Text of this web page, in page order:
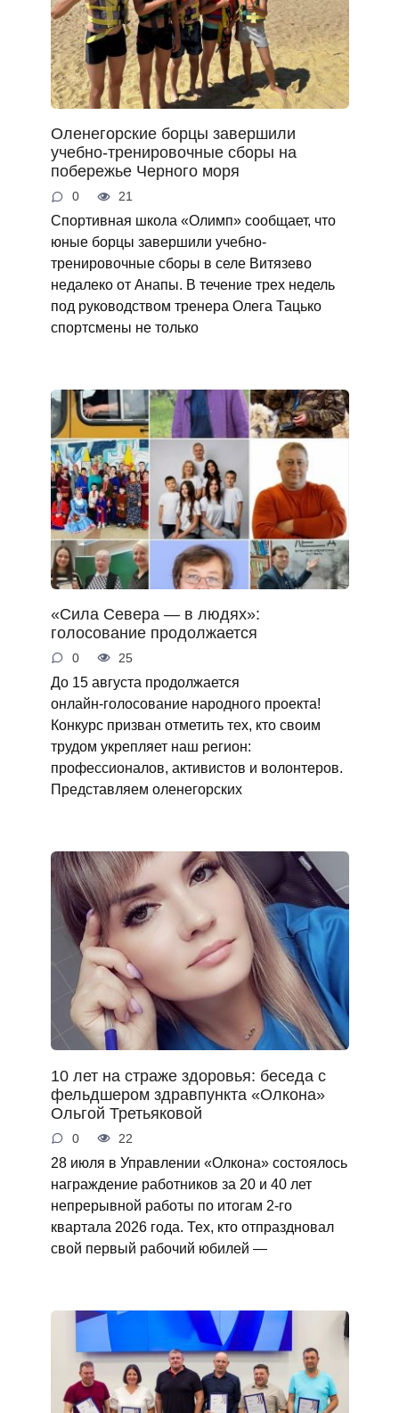
Оленегорские борцы завершили
учебно-тренировочные сборы на
побережье Черного моря
0 21
Спортивная школа «Олимп» сообщает, что
юные борцы завершили учебно-
тренировочные сборы в селе Витязево
недалеко от Анапы. В течение трех недель
под руководством тренера Олега Тацько
спортсмены не только
«Сила Севера — в людях»:
голосование продолжается
0 25
До 15 августа продолжается
онлайн‑голосование народного проекта!
Конкурс призван отметить тех, кто своим
трудом укрепляет наш регион:
профессионалов, активистов и волонтеров.
Представляем оленегорских
10 лет на страже здоровья: беседа с
фельдшером здравпункта «Олкона»
Ольгой Третьяковой
0 22
28 июля в Управлении «Олкона» состоялось
награждение работников за 20 и 40 лет
непрерывной работы по итогам 2‑го
квартала 2026 года. Тех, кто отпраздновал
свой первый рабочий юбилей —